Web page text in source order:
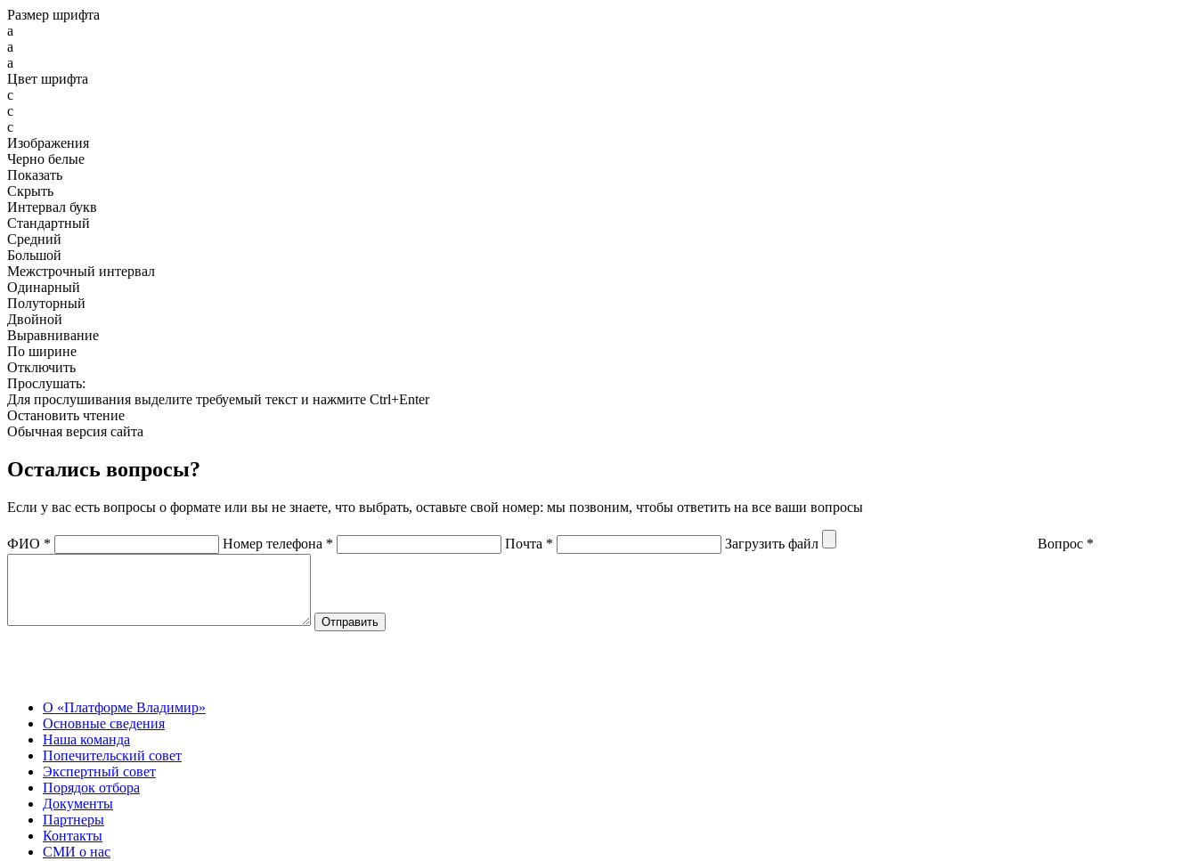
Размер шрифта
a
a
a
Цвет шрифта
c
c
c
Изображения
Черно белые
Показать
Скрыть
Интервал букв
Стандартный
Средний
Большой
Межстрочный интервал
Одинарный
Полуторный
Двойной
Выравнивание
По ширине
Отключить
Прослушать:
Для прослушивания выделите требуемый текст и нажмите Ctrl+Enter
Остановить чтение
Обычная версия сайта
Остались вопросы?
Если у вас есть вопросы о формате или вы не знаете, что выбрать, оставьте свой номер: мы позвоним, чтобы ответить на все ваши вопросы
ФИО * Номер телефона * Почта * Загрузить файл Вопрос *
О «Платформе Владимир»
Основные сведения
Наша команда
Попечительский совет
Экспертный совет
Порядок отбора
Документы
Партнеры
Контакты
СМИ о нас